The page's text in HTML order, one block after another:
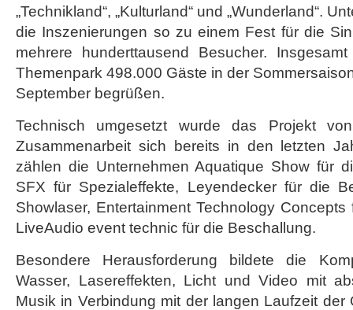
„Technikland“, „Kulturland“ und „Wunderland“.
die Inszenierungen so zu einem Fest für die
mehrere hunderttausend Besucher.
Themenpark 498.000 Gäste in der
September begrüßen.
Technisch umgesetzt wurde das Projekt
Zusammenarbeit sich bereits in den letzten
zählen die Unternehmen Aquatique Show für
SFX für Spezialeffekte, Leyendecker für die
Showlaser, Entertainment Technology
LiveAudio event technic für die Beschallung.
Besondere Herausforderung bildete die
Wasser, Lasereffekten, Licht und Video mit
Musik in Verbindung mit der langen Laufzeit der